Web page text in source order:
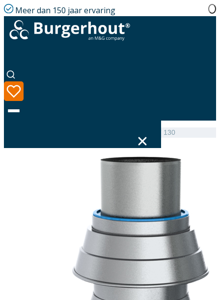
Meer dan 150 jaar ervaring
Chimney top + air intake SST 130